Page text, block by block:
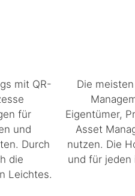
mit QR-
für
und
Durch
die
Leichtes.
Die
Eigentümer,
Asset
nutzen. Die
und für